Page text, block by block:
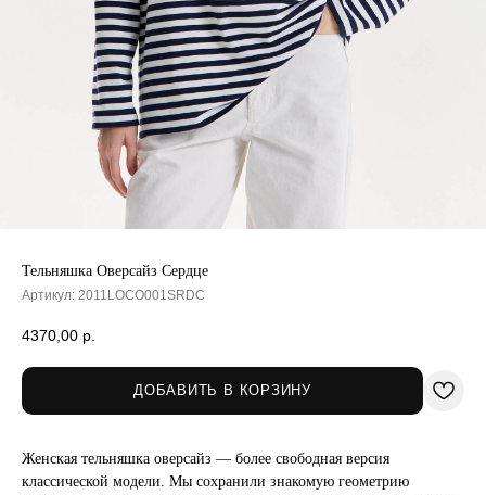
Тельняшка Оверсайз Сердце
Артикул: 2011LOCO001SRDC
4370,00 р.
ДОБАВИТЬ В КОРЗИНУ
Женская тельняшка оверсайз — более свободная версия
классической модели. Мы сохранили знакомую геометрию